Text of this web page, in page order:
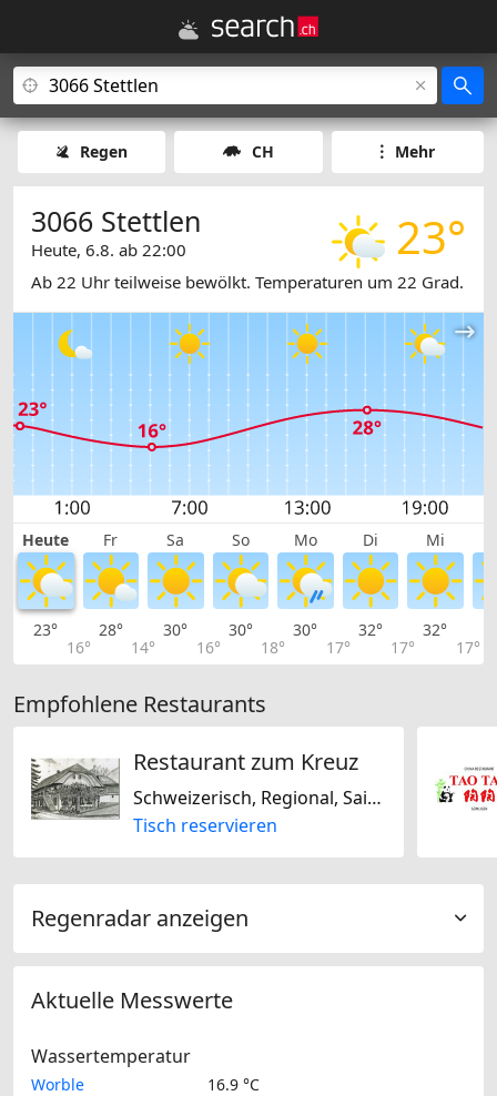
Regen CH Mehr
23°
3066 Stettlen
Heute, 6.8. ab 22:00
Ab 22 Uhr teilweise bewölkt. Temperaturen um 22 Grad.
Heute Fr Sa So Mo Di Mi
23°
16°
28°
14°
30°
16°
30°
18°
30°
17°
32°
17°
32°
17°
Empfohlene Restaurants
Restaurant zum Kreuz
Schweizerisch, Regional, Saisonal
Tisch reservieren
Regenradar anzeigen
Aktuelle Messwerte
Wassertemperatur
Worble
16.9 °C